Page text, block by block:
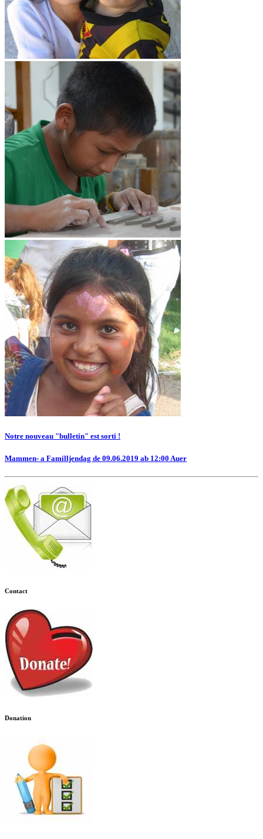
Notre nouveau "bulletin" est sorti !
Mammen- a Familljendag de 09.06.2019 ab 12:00 Auer
Contact
Donation